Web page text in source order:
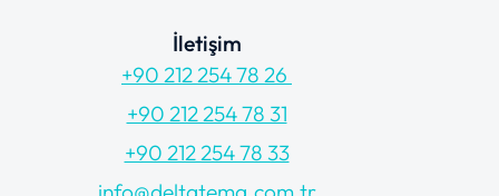
İletişim
+90 212 254 78 26
+90 212 254 78 31
+90 212 254 78 33